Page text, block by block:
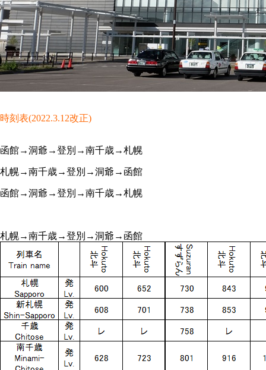
時刻表(2022.3.12改正)
函館→洞爺→登別→南千歳→札幌
札幌→南千歳→登別→洞爺→函館
函館→洞爺→登別→南千歳→札幌
札幌→南千歳→登別→洞爺→函館